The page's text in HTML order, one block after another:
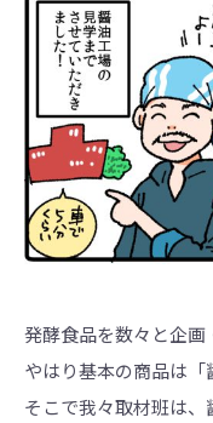
発酵食品を数々と企画
やはり基本の商品は「
そこで我々取材班は